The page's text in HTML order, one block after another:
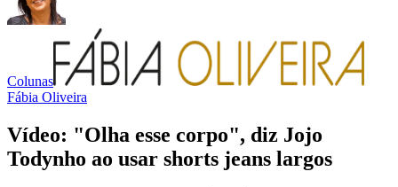
Colunas
Fábia Oliveira
Vídeo: "Olha esse corpo", diz Jojo
Todynho ao usar shorts jeans largos